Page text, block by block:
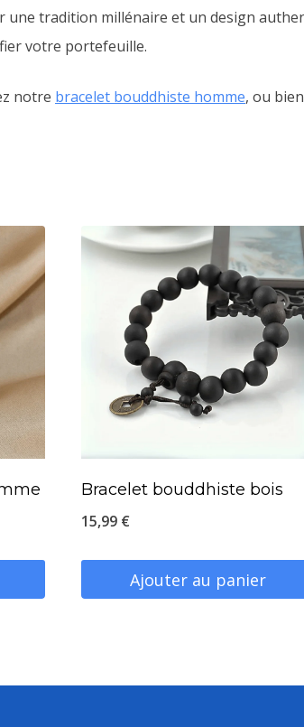
une tradition millénaire et un design
votre portefeuille.
notre bracelet bouddhiste homme, ou
Bracelet bouddhiste bois
15,99 €
Ajouter au panier